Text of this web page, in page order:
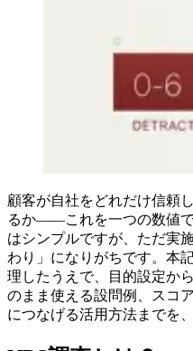
顧客が自社をどれだけ信頼
るか——これを一つの数値
はシンプルですが、ただ実
わり」になりがちです。本
理したうえで、目的設定か
のまま使える設問例、スコ
につなげる活用方法までを